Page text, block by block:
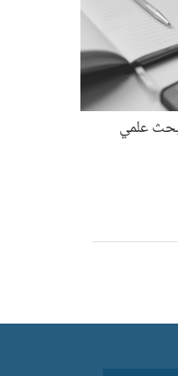
علمي